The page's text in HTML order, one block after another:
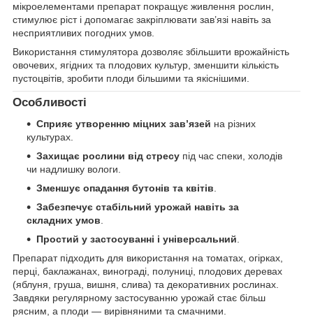
мікроелементами препарат покращує живлення рослин,
стимулює ріст і допомагає закріплювати зав’язі навіть за
несприятливих погодних умов.
Використання стимулятора дозволяє збільшити врожайність
овочевих, ягідних та плодових культур, зменшити кількість
пустоцвітів, зробити плоди більшими та якіснішими.
Особливості
Сприяє утворенню міцних зав’язей на різних
культурах.
Захищає рослини від стресу під час спеки, холодів
чи надлишку вологи.
Зменшує опадання бутонів та квітів.
Забезпечує стабільний урожай навіть за
складних умов.
Простий у застосуванні і універсальний.
Препарат підходить для використання на томатах, огірках,
перці, баклажанах, винограді, полуниці, плодових деревах
(яблуня, груша, вишня, слива) та декоративних рослинах.
Завдяки регулярному застосуванню урожай стає більш
рясним, а плоди — вирівняними та смачними.